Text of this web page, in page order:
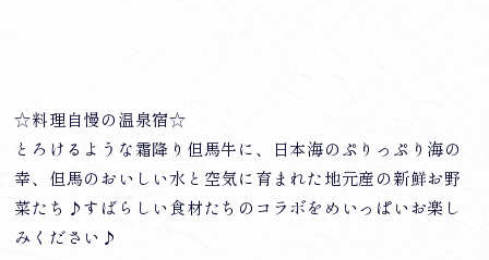
☆料理自慢の温泉宿☆
とろけるような霜降り但馬牛に、日本海のぷりっぷり海の
幸、但馬のおいしい水と空気に育まれた地元産の新鮮お野
菜たち♪すばらしい食材たちのコラボをめいっぱいお楽し
みください♪